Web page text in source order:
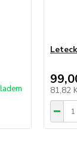
81,82